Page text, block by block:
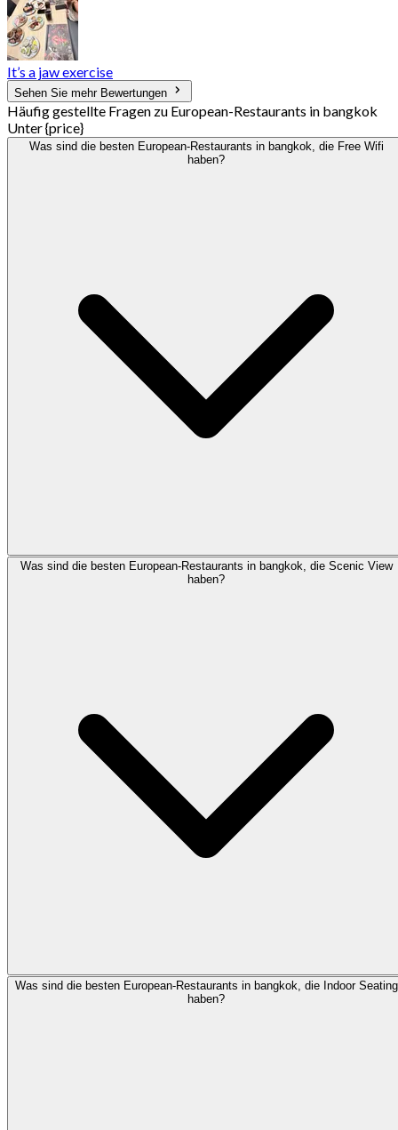
It’s a jaw exercise
Sehen Sie mehr Bewertungen
Häufig gestellte Fragen zu European-Restaurants in bangkok
Unter {price}
Was sind die besten European-Restaurants in bangkok, die Free Wifi
haben?
Was sind die besten European-Restaurants in bangkok, die Scenic View
haben?
Was sind die besten European-Restaurants in bangkok, die Indoor Seating
haben?